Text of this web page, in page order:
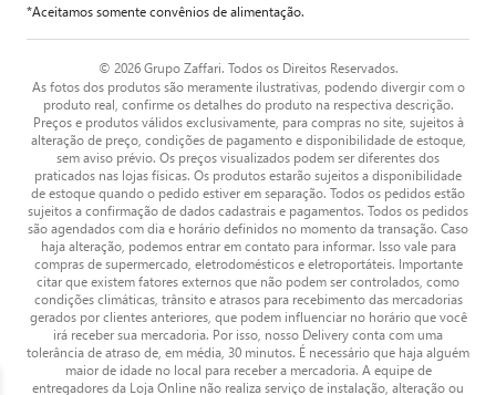
*Aceitamos somente convênios de alimentação.
© 2026 Grupo Zaffari. Todos os Direitos Reservados.
As fotos dos produtos são meramente ilustrativas, podendo divergir com o
produto real, confirme os detalhes do produto na respectiva descrição.
Preços e produtos válidos exclusivamente, para compras no site, sujeitos à
alteração de preço, condições de pagamento e disponibilidade de estoque,
sem aviso prévio. Os preços visualizados podem ser diferentes dos
praticados nas lojas físicas. Os produtos estarão sujeitos a disponibilidade
de estoque quando o pedido estiver em separação. Todos os pedidos estão
sujeitos a confirmação de dados cadastrais e pagamentos. Todos os pedidos
são agendados com dia e horário definidos no momento da transação. Caso
haja alteração, podemos entrar em contato para informar. Isso vale para
compras de supermercado, eletrodomésticos e eletroportáteis. Importante
citar que existem fatores externos que não podem ser controlados, como
condições climáticas, trânsito e atrasos para recebimento das mercadorias
gerados por clientes anteriores, que podem influenciar no horário que você
irá receber sua mercadoria. Por isso, nosso Delivery conta com uma
tolerância de atraso de, em média, 30 minutos. É necessário que haja alguém
maior de idade no local para receber a mercadoria. A equipe de
entregadores da Loja Online não realiza serviço de instalação, alteração ou